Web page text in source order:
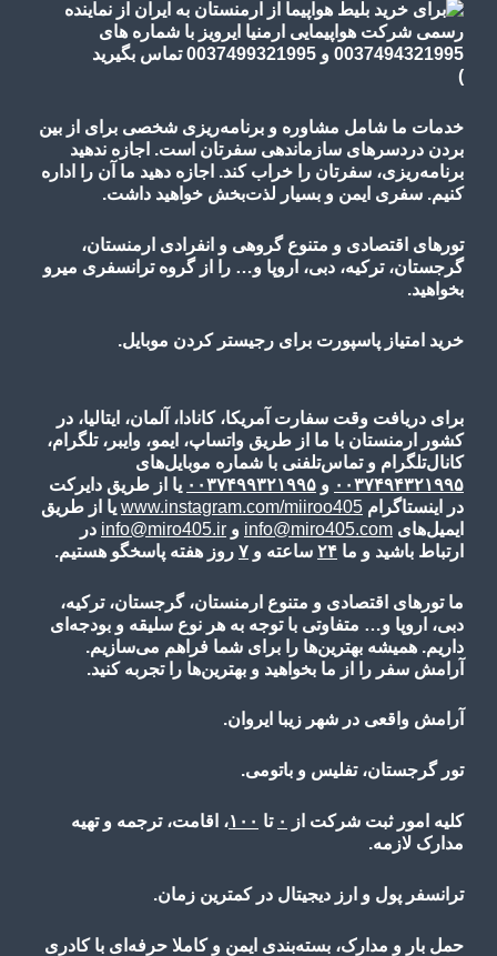
)
خدمات ما شامل مشاوره و برنامه‌ریزی شخصی برای از بین
بردن دردسرهای سازماندهی سفرتان است. اجازه ندهید
برنامه‌ریزی، سفرتان را خراب کند. اجازه دهید ما آن را اداره
کنیم. سفری ایمن و بسیار لذت‌بخش خواهید داشت.
تورهای اقتصادی و متنوع گروهی و انفرادی ارمنستان،
گرجستان، ترکیه، دبی، اروپا و… را از گروه ترانسفری میرو
بخواهید.
خرید امتیاز پاسپورت برای رجیستر کردن موبایل.
برای دریافت وقت سفارت آمریکا، کانادا، آلمان، ایتالیا، در
کشور ارمنستان با ما از طریق واتساپ، ایمو، وایبر، تلگرام،
کانال‌تلگرام و تماس‌تلفنی با شماره موبایل‌های
۰۰۳۷۴۹۴۳۲۱۹۹۵ و ۰۰۳۷۴۹۹۳۲۱۹۹۵ یا از طریق دایرکت
در اینستاگرام www.instagram.com/miiroo405 یا از طریق
ایمیل‌های info@miro405.com و info@miro405.ir در
ارتباط باشید و ما ۲۴ ساعته و ۷ روز هفته پاسخگو هستیم.
ما تورهای اقتصادی و متنوع ارمنستان، گرجستان، ترکیه،
دبی، اروپا و… متفاوتی با توجه به هر نوع سلیقه و بودجه‌ای
داریم. همیشه بهترین‌ها را برای شما فراهم می‌سازیم.
آرامش سفر را از ما بخواهید و بهترین‌ها را تجربه کنید.
آرامش واقعی در شهر زیبا ایروان.
تور گرجستان، تفلیس و باتومی.
کلیه امور ثبت شرکت از ۰ تا ۱۰۰، اقامت، ترجمه و تهیه
مدارک لازمه.
ترانسفر پول و ارز دیجیتال در کمترین زمان.
حمل بار و مدارک، بسته‌بندی ایمن و کاملا حرفه‌ای با کادری